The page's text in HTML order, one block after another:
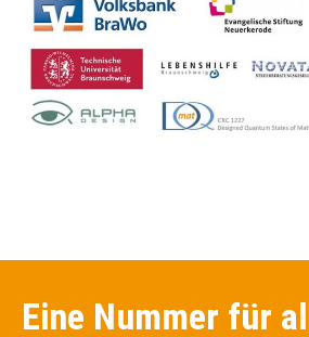
Eine Nummer für